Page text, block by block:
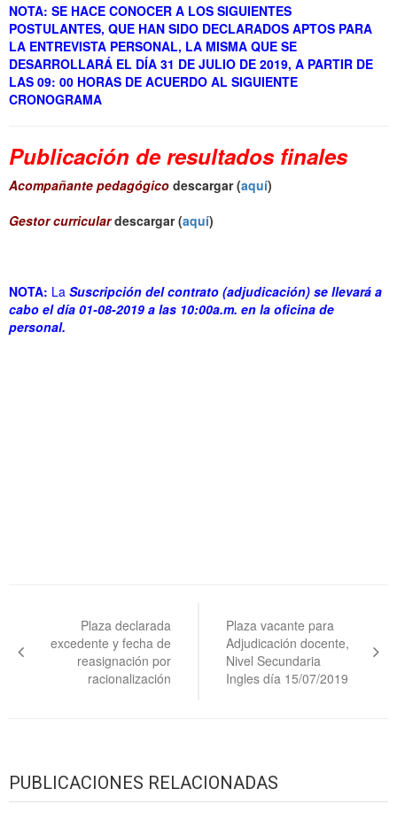
NOTA: SE HACE CONOCER A LOS SIGUIENTES
POSTULANTES, QUE HAN SIDO DECLARADOS APTOS PARA
LA ENTREVISTA PERSONAL, LA MISMA QUE SE
DESARROLLARÁ EL DÍA 31 DE JULIO DE 2019, A PARTIR DE
LAS 09: 00 HORAS DE ACUERDO AL SIGUIENTE
CRONOGRAMA
Publicación de resultados finales
Acompañante pedagógico descargar (aquí)
Gestor curriculardescargar (aquí)
NOTA: La Suscripción del contrato (adjudicación) se llevará a
cabo el día 01-08-2019 a las 10:00a.m. en la oficina de
personal.
entradas
Plaza declarada
excedente y fecha de
reasignación por
racionalización
Plaza vacante para
Adjudicación docente,
Nivel Secundaria
Ingles día 15/07/2019
PUBLICACIONES RELACIONADAS